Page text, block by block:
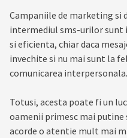
Campaniile de marketing si
intermediul sms-urilor sunt
si eficienta, chiar daca
invechite si nu mai sunt la
comunicarea interpersonala.
Totusi, acesta poate fi un
oamenii primesc mai putine
acorde o atentie mult mai